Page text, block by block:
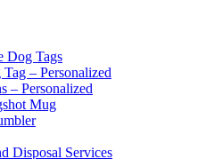
Dog Tags
– Personalized
– Personalized
Mug
Disposal Services